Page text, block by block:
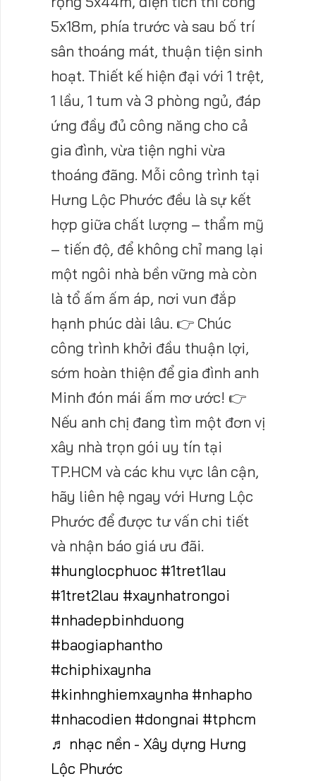
5x18m, phía trước và sau bố trí
sân thoáng mát, thuận tiện sinh
hoạt. Thiết kế hiện đại với 1 trệt,
1 lầu, 1 tum và 3 phòng ngủ, đáp
ứng đầy đủ công năng cho cả
gia đình, vừa tiện nghi vừa
thoáng đãng. Mỗi công trình tại
Hưng Lộc Phước đều là sự kết
hợp giữa chất lượng – thẩm mỹ
– tiến độ, để không chỉ mang lại
một ngôi nhà bền vững mà còn
là tổ ấm ấm áp, nơi vun đắp
hạnh phúc dài lâu. 👉 Chúc
công trình khởi đầu thuận lợi,
sớm hoàn thiện để gia đình anh
Minh đón mái ấm mơ ước! 👉
Nếu anh chị đang tìm một đơn vị
xây nhà trọn gói uy tín tại
TP.HCM và các khu vực lân cận,
hãy liên hệ ngay với Hưng Lộc
Phước để được tư vấn chi tiết
và nhận báo giá ưu đãi.
#hunglocphuoc #1tret1lau
#1tret2lau #xaynhatrongoi
#nhadepbinhduong
#baogiaphantho
#chiphixaynha
#kinhnghiemxaynha #nhapho
#nhacodien #dongnai #tphcm
♬ nhạc nền - Xây dựng Hưng
Lộc Phước